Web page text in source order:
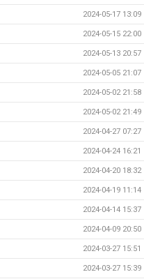
2024-05-17 13:09
2024-05-15 22:00
2024-05-13 20:57
2024-05-05 21:07
2024-05-02 21:58
2024-05-02 21:49
2024-04-27 07:27
2024-04-24 16:21
2024-04-20 18:32
2024-04-19 11:14
2024-04-14 15:37
2024-04-09 20:50
2024-03-27 15:51
2024-03-27 15:39